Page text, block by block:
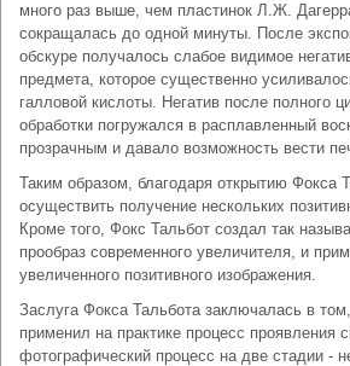
много раз выше, чем пластинок Л.Ж.
сокращалась до одной минуты. После
обскуре получалось слабое видимое
предмета, которое существенно
галловой кислоты. Негатив после полного
обработки погружался в расплавленный
прозрачным и давало возможность вести
Таким образом, благодаря открытию Фокса
осуществить получение нескольких
Кроме того, Фокс Тальбот создал так
прообраз современного увеличителя, и
увеличенного позитивного изображения.
Заслуга Фокса Тальбота заключалась в
применил на практике процесс проявления
фотографический процесс на две стадии -